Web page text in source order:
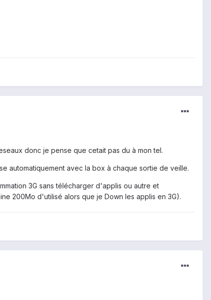
donc je pense que cetait pas du à mon tel.
automatiquement avec la box à chaque sortie de veille.
3G sans télécharger d'applis ou autre et
200Mo d'utilisé alors que je Down les applis en 3G).